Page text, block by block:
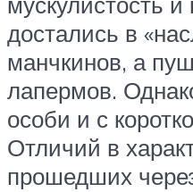
достались в
манчкинов, а
лапермов.
особи и с
Отличий в
прошедших